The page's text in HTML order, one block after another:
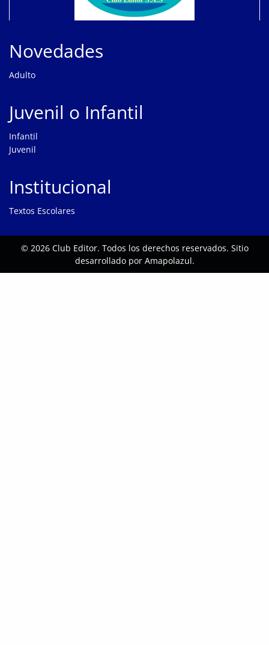
Novedades
Adulto
Juvenil o Infantil
Infantil
Juvenil
Institucional
Textos Escolares
© 2026 Club Editor. Todos los derechos reservados. Sitio
desarrollado por Amapolazul.